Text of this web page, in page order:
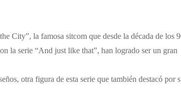
City”, la famosa sitcom que desde la década de los
la serie “And just like that”, han logrado ser un gran
otra figura de esta serie que también destacó por